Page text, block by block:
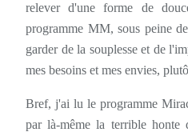
relever d'une forme de
programme MM, sous peine
garder de la souplesse et de
mes besoins et mes envies,
Bref, j'ai lu le programme
par là-même la terrible honte